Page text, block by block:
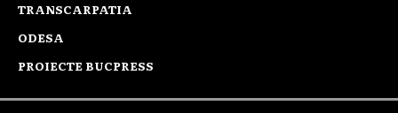
TRANSCARPATIA
ODESA
PROIECTE BUCPRESS